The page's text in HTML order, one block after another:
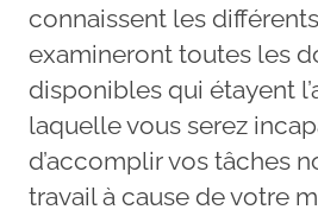
connaissent les
examineront toutes les
disponibles qui étayent
laquelle vous serez
d’accomplir vos tâches
travail à cause de votre